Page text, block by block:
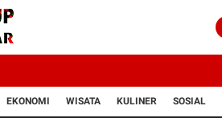
EKONOMI WISATA KULINER SOSIAL